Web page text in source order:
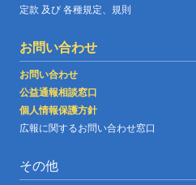
定款 及び 各種規定、規則
お問い合わせ
お問い合わせ
公益通報相談窓口
個人情報保護方針
広報に関するお問い合わせ窓口
その他